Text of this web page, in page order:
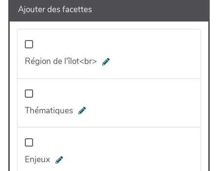
Ajouter des facettes
Région de l'îlot<br>
Thématiques
Enjeux